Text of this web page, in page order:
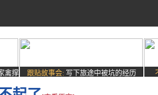
禽撑
跟贴故事会: 写下旅途中被坑的经历